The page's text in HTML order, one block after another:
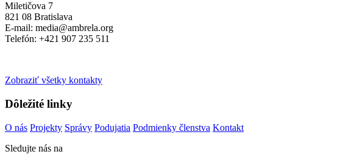
Miletičova 7
821 08 Bratislava
E-mail: media@ambrela.org
Telefón: +421 907 235 511
Zobraziť všetky kontakty
Dôležité linky
O nás Projekty Správy Podujatia Podmienky členstva Kontakt
Sledujte nás na